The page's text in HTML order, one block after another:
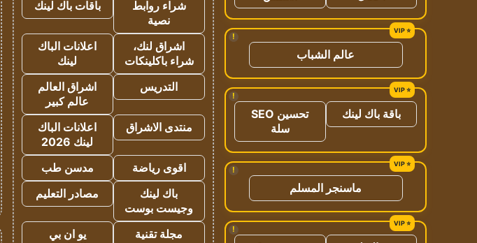
!
عالم الشباب
!
باقة باك لينك
تحسين SEO
سلة
!
ماسنجر المسلم
!
شراء روابط
نصية
باقات باك لينك
اشراق لنك،
شراء باكلينكات
اعلانات الباك
لينك
التدريس
اشراق العالم
عالم كبير
منتدى الاشراق
اعلانات الباك
لينك 2026
اقوى رياضة
مدسن طب
باك لينك
وجيست بوست
مصادر التعليم
مجلة تقنية
يو ان بي